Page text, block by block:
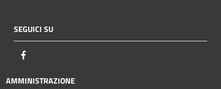
SEGUICI SU
AMMINISTRAZIONE